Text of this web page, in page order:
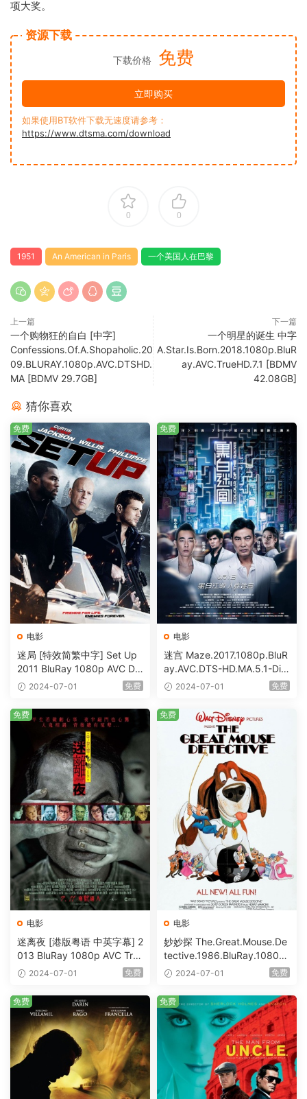
项大奖。
资源下载
下载价格 免费
立即购买
如果使用BT软件下载无速度请参考：
https://www.dtsma.com/download
0 0
1951 An American in Paris 一个美国人在巴黎
上一篇
一个购物狂的自白 [中字]
Confessions.Of.A.Shopaholic.20
09.BLURAY.1080p.AVC.DTSHD.
MA [BDMV 29.7GB]
下一篇
一个明星的诞生 中字
A.Star.Is.Born.2018.1080p.BluR
ay.AVC.TrueHD.7.1 [BDMV
42.08GB]
猜你喜欢
电影
迷局 [特效简繁中字] Set Up
2011 BluRay 1080p AVC DT
S-HD MA5.1-shhaclm@CHD
2024-07-01 免费
免费
电影
迷宫 Maze.2017.1080p.BluR
ay.AVC.DTS-HD.MA.5.1-DiY
@HDHome [BDISO 19.7GB]
2024-07-01 免费
免费
电影
迷离夜 [港版粤语 中英字幕] 2
013 BluRay 1080p AVC Tru
eHD5.1 [BDISO 22.64GB]
2024-07-01 免费
免费
电影
妙妙探 The.Great.Mouse.De
tective.1986.BluRay.1080p.
AVC.DTS-HD.MA.5.1-HDHo
2024-07-01 免费
免费
免费 免费